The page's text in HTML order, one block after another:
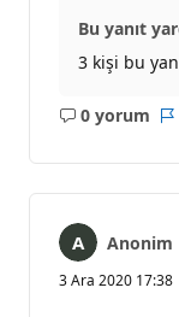
Bu yanıt
3 kişi bu
0 yorum
Açıklama
Anonim
3 Ara 2020 17:38